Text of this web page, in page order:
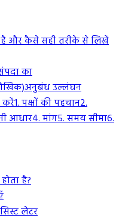
है और कैसे सही तरीके से लिखें
का
अनुबंध उल्लंघन
करें1. पक्षों की पहचान2.
आधार4. मांग5. समय सीमा6.
है?
लेटर